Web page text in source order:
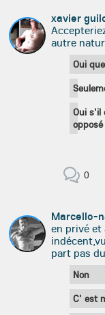
xavier
autre
Oui
Oui s'il
opposé
0
Marcello-
en privé et
part pas
Non
C' est